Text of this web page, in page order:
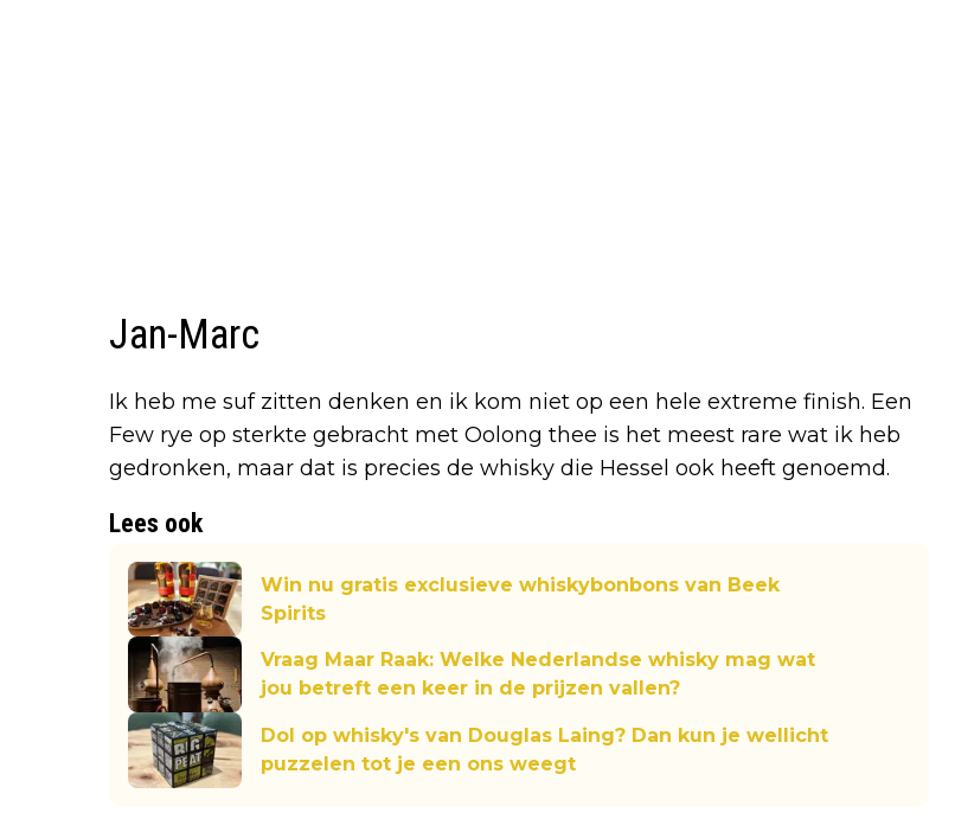
Jan-Marc
Ik heb me suf zitten denken en ik kom niet op een hele extreme finish. Een
Few rye op sterkte gebracht met Oolong thee is het meest rare wat ik heb
gedronken, maar dat is precies de whisky die Hessel ook heeft genoemd.
Lees ook
Win nu gratis exclusieve whiskybonbons van Beek
Spirits
Vraag Maar Raak: Welke Nederlandse whisky mag wat
jou betreft een keer in de prijzen vallen?
Dol op whisky's van Douglas Laing? Dan kun je wellicht
puzzelen tot je een ons weegt